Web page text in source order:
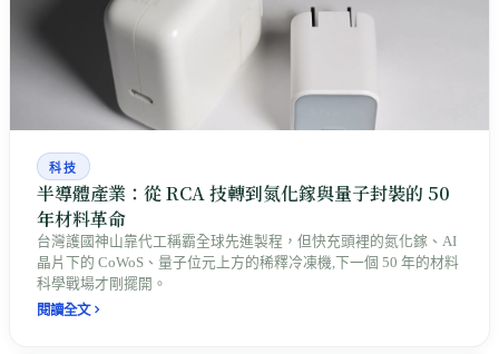
科技
半導體產業：從 RCA 技轉到氮化鎵與量子封裝的 50
年材料革命
台灣護國神山靠代工稱霸全球先進製程，但快充頭裡的氮化鎵、AI
晶片下的 CoWoS、量子位元上方的稀釋冷凍機,下一個 50 年的材料
科學戰場才剛擺開。
閱讀全文